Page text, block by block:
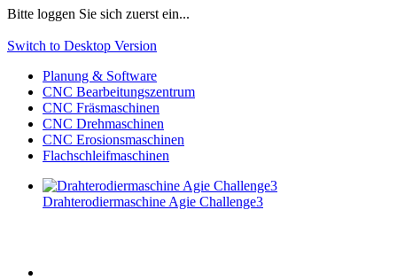
Bitte loggen Sie sich zuerst ein...
Switch to Desktop Version
Planung & Software
CNC Bearbeitungszentrum
CNC Fräsmaschinen
CNC Drehmaschinen
CNC Erosionsmaschinen
Flachschleifmaschinen
Drahterodiermaschine Agie Challenge3